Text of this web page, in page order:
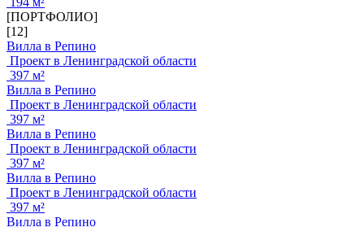
[ПОРТФОЛИО]
[12]
Вилла в Репино
Проект в Ленинградской области
397 м²
Вилла в Репино
Проект в Ленинградской области
397 м²
Вилла в Репино
Проект в Ленинградской области
397 м²
Вилла в Репино
Проект в Ленинградской области
397 м²
Вилла в Репино